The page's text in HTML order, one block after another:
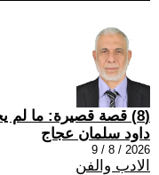
(8) قصة قصيرة: ما لم يحمله الماء
داود سلمان عجاج
2026 / 8 / 9
الادب والفن